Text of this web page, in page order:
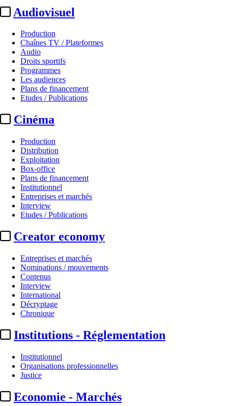
Audiovisuel
Production
Chaînes TV / Plateformes
Audio
Droits sportifs
Programmes
Les audiences
Plans de financement
Etudes / Publications
Cinéma
Production
Distribution
Exploitation
Box-office
Plans de financement
Institutionnel
Entreprises et marchés
Interview
Etudes / Publications
Creator economy
Entreprises et marchés
Nominations / mouvements
Contenus
Interview
International
Décryptage
Chronique
Institutions - Réglementation
Institutionnel
Organisations professionnelles
Justice
Economie - Marchés
Box-office international
Box-office monde :
Par
Salomé Hembert